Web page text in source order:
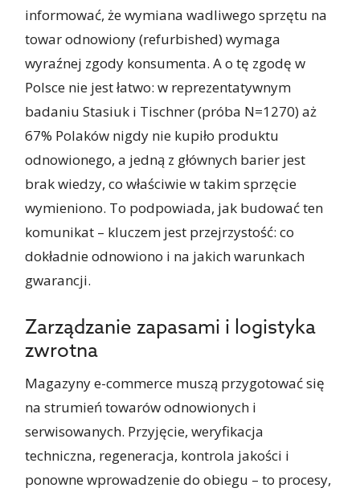
informować, że wymiana wadliwego sprzętu na
towar odnowiony (refurbished) wymaga
wyraźnej zgody konsumenta. A o tę zgodę w
Polsce nie jest łatwo: w reprezentatywnym
badaniu Stasiuk i Tischner (próba N=1270) aż
67% Polaków nigdy nie kupiło produktu
odnowionego, a jedną z głównych barier jest
brak wiedzy, co właściwie w takim sprzęcie
wymieniono. To podpowiada, jak budować ten
komunikat – kluczem jest przejrzystość: co
dokładnie odnowiono i na jakich warunkach
gwarancji.
Zarządzanie zapasami i logistyka
zwrotna
Magazyny e-commerce muszą przygotować się
na strumień towarów odnowionych i
serwisowanych. Przyjęcie, weryfikacja
techniczna, regeneracja, kontrola jakości i
ponowne wprowadzenie do obiegu – to procesy,